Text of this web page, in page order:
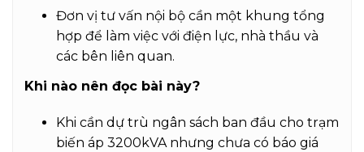
Đơn vị tư vấn nội bộ cần một khung tổng
hợp để làm việc với điện lực, nhà thầu và
các bên liên quan.
Khi nào nên đọc bài này?
Khi cần dự trù ngân sách ban đầu cho trạm
biến áp 3200kVA nhưng chưa có báo giá